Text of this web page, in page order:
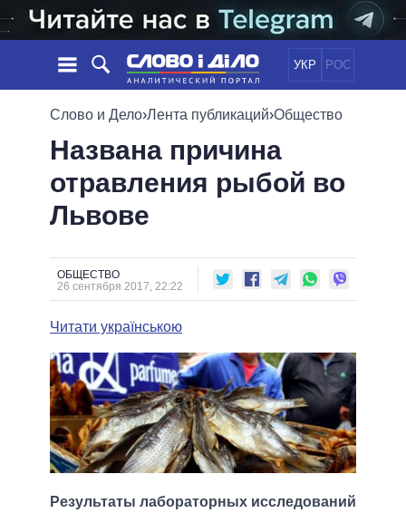
УКР РОС
НОВОСТИ
ЛЕНТА
СОБЫТИЯ
СТАТЬИ
ОБЗОРЫ
ДАЙДЖЕСТЫ
ПОЛИТИКА
ЭКОНОМИКА
ОБЕЩАНИЯ
ПОЛИТИКИ
ПРЕЗИДЕНТ И ОФИС
ВЕРХОВНАЯ РАДА
МЭРЫ
ВСЕ ПЕРСОНЫ
ВИДЕО
СРАВНЕНИЕ ПОЛИТИКОВ
Слово и Дело›Лента публикаций›Общество
Названа причина
отравления рыбой во
Львове
ОБЩЕСТВО
26 сентября 2017, 22:22
Читати українською
Результаты лабораторных исследований